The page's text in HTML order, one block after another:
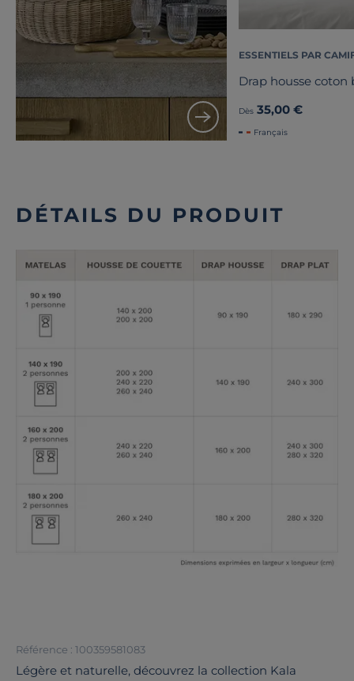
ESSENTIELS PAR
Drap housse coton
Dès 35,00 €
Français
DÉTAILS DU PRODUIT
Référence : 100359581083
Légère et naturelle, découvrez la collection Kala